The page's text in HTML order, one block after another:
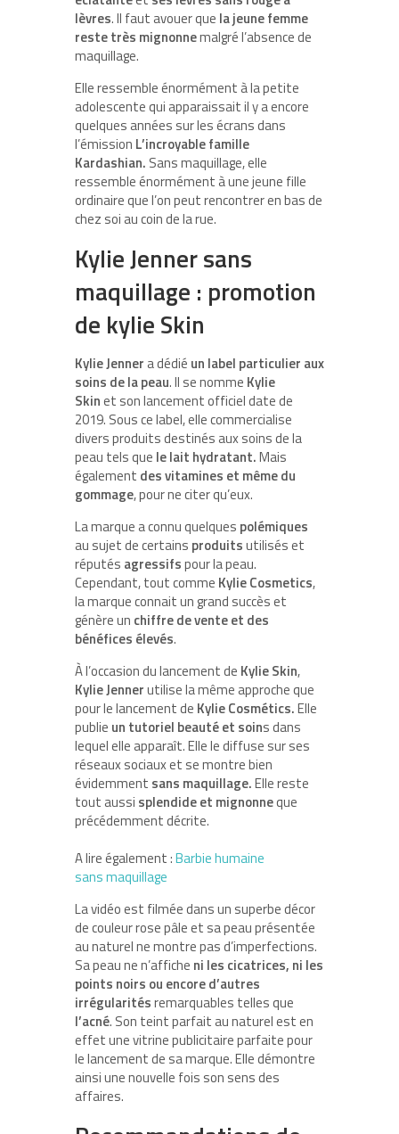
lèvres. Il faut avouer que la jeune femme
reste très mignonnemalgré l’absence de
maquillage.
Elle ressemble énormément à la petite
adolescente qui apparaissait il y a encore
quelques années sur les écrans dans
l’émission L’incroyable famille
Kardashian. Sans maquillage, elle
ressemble énormément à une jeune fille
ordinaire que l’on peut rencontrer en bas de
chez soi au coin de la rue.
Kylie Jenner sans
maquillage : promotion
de kylie Skin
Kylie Jenner a dédié un label particulier aux
soins de la peau. Il se nomme Kylie
Skinet son lancement officiel date de
2019. Sous ce label, elle commercialise
divers produits destinés aux soins de la
peau tels que le lait hydratant.Mais
également des vitamines et même du
gommage, pour ne citer qu’eux.
La marque a connu quelques polémiques
au sujet de certains produitsutilisés et
réputés agressifspour la peau.
Cependant, tout comme Kylie Cosmetics,
la marque connait un grand succès et
génère un chiffre de vente et des
bénéfices élevés.
À l’occasion du lancement de Kylie Skin,
Kylie Jennerutilise la même approche que
pour le lancement de Kylie Cosmétics.Elle
publie un tutoriel beauté et soins dans
lequel elle apparaît. Elle le diffuse sur ses
réseaux sociaux et se montre bien
évidemment sans maquillage.Elle reste
tout aussi splendide et mignonneque
précédemment décrite.
A lire également :Barbie humaine
sans maquillage
La vidéo est filmée dans un superbe décor
de couleur rose pâle et sa peau présentée
au naturel ne montre pas d’imperfections.
Sa peau ne n’affiche ni les cicatrices, ni les
points noirs ou encore d’autres
irrégularitésremarquables telles que
l’acné. Son teint parfait au naturel est en
effet une vitrine publicitaire parfaite pour
le lancement de sa marque. Elle démontre
ainsi une nouvelle fois son sens des
affaires.